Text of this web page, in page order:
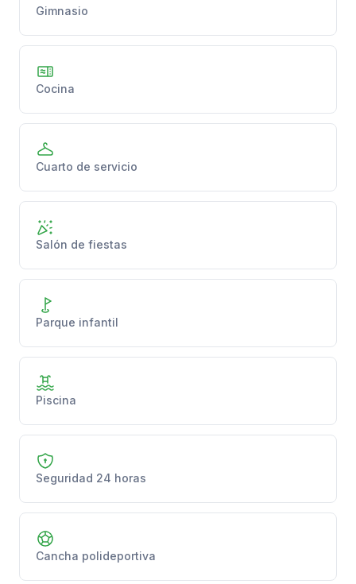
Gimnasio
Cocina
Cuarto de servicio
Salón de fiestas
Parque infantil
Piscina
Seguridad 24 horas
Cancha polideportiva